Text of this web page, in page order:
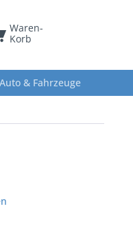
Waren-
Korb
Auto & Fahrzeuge